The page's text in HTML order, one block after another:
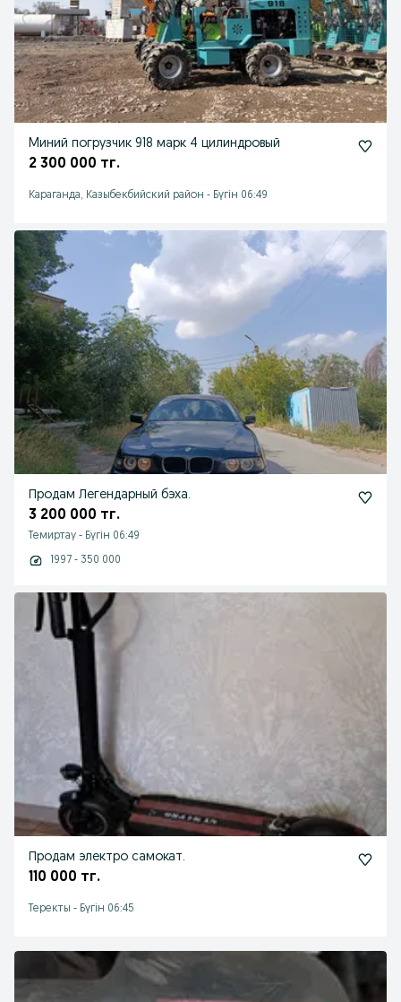
Mиний погрузчик 918 марк 4 цилиндровый
2 300 000 тг.
Караганда, Казыбекбийский район - Бүгін 06:49
Продам Легендарный бэха.
3 200 000 тг.
Темиртау - Бүгін 06:49
1997 - 350 000
Продам электро самокат.
110 000 тг.
Теректы - Бүгін 06:45